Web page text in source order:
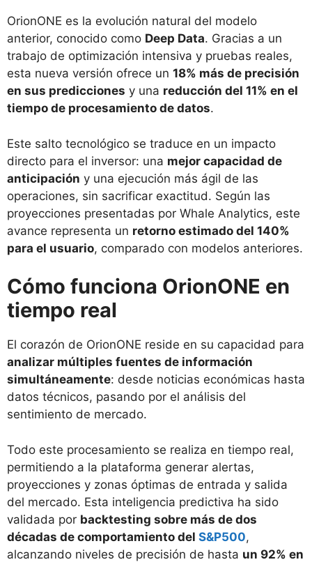
OrionONE es la evolución natural del modelo
anterior, conocido como Deep Data. Gracias a un
trabajo de optimización intensiva y pruebas reales,
esta nueva versión ofrece un 18% más de precisión
en sus predicciones y una reducción del 11% en el
tiempo de procesamiento de datos.
Este salto tecnológico se traduce en un impacto
directo para el inversor: una mejor capacidad de
anticipación y una ejecución más ágil de las
operaciones, sin sacrificar exactitud. Según las
proyecciones presentadas por Whale Analytics, este
avance representa un retorno estimado del 140%
para el usuario, comparado con modelos anteriores.
Cómo funciona OrionONE en
tiempo real
El corazón de OrionONE reside en su capacidad para
analizar múltiples fuentes de información
simultáneamente: desde noticias económicas hasta
datos técnicos, pasando por el análisis del
sentimiento de mercado.
Todo este procesamiento se realiza en tiempo real,
permitiendo a la plataforma generar alertas,
proyecciones y zonas óptimas de entrada y salida
del mercado. Esta inteligencia predictiva ha sido
validada por backtesting sobre más de dos
décadas de comportamiento del S&P500,
alcanzando niveles de precisión de hasta un 92% en